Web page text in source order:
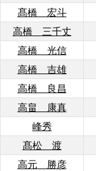
髙橋 宏斗
高橋 三千丈
高橋 光信
高橋 吉雄
高橋 良昌
高畠 康真
峰秀
髙松 渡
高元 勝彦